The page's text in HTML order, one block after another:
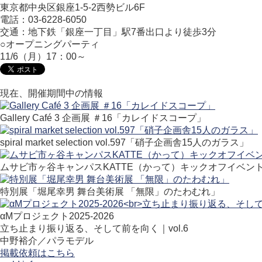
東京都中央区銀座1-5-2西勢ビル6F
電話：03-6228-6050
交通：地下鉄「銀座一丁目」駅7番出口より徒歩3分
○オープニングパーティ
11/6（月）17：00～
現在、開催期間中の情報
Gallery Café 3 企画展 ＃16「カレイドスコープ」
spiral market selection vol.597「硝子企画舎15人のガラス」
ムサビ市ヶ谷キャンパスKATTE（かって）キックオフイベン
特別展「堀尾幸男 舞台美術展 「無限」のたわむれ」
αMプロジェクト2025-2026
立ち止まり振り返る、そして前を向く｜vol.6
中野裕介／パラモデル
掲載依頼はこちら